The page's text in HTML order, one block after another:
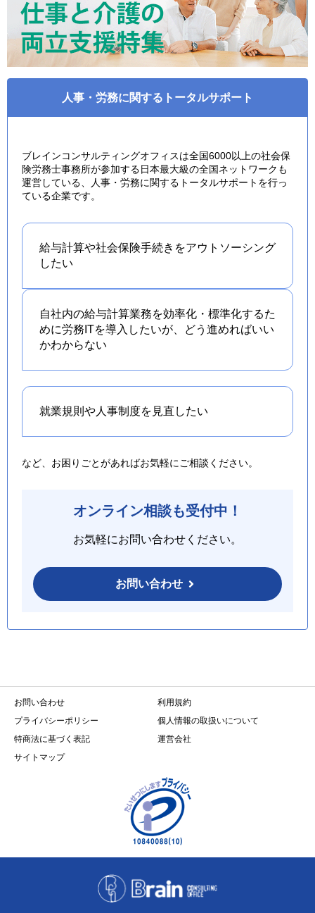
人事・労務に関するトータルサポート
ブレインコンサルティングオフィスは全国6000以上の社会保
険労務士事務所が参加する日本最大級の全国ネットワークも
運営している、人事・労務に関するトータルサポートを行っ
ている企業です。
給与計算や社会保険手続きをアウトソーシング
したい
自社内の給与計算業務を効率化・標準化するた
めに労務ITを導入したいが、どう進めればいい
かわからない
就業規則や人事制度を 見直したい
など、お困りごとがあればお気軽にご相談ください。
オンライン相談も受付中！
お気軽にお問い合わせください。
お問い合わせ
お問い合わせ
利用規約
プライバシーポリシー
個人情報の取扱いについて
特商法に基づく表記
運営会社
サイトマップ